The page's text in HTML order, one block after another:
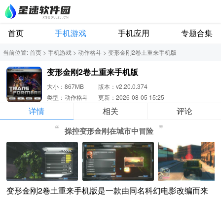
首页 手机游戏 手机应用 专题合集
当前位置:首页 > 手机游戏 > 动作格斗 > 变形金刚2卷土重来手机版
变形金刚2卷土重来手机版
大小：867MB
版本：v2.20.0.374
类型：动作格斗
更新：2026-08-05 15:25
详情 相关 评论
操控变形金刚在城市中冒险
变形金刚2卷土重来手机版是一款由同名科幻电影改编而来